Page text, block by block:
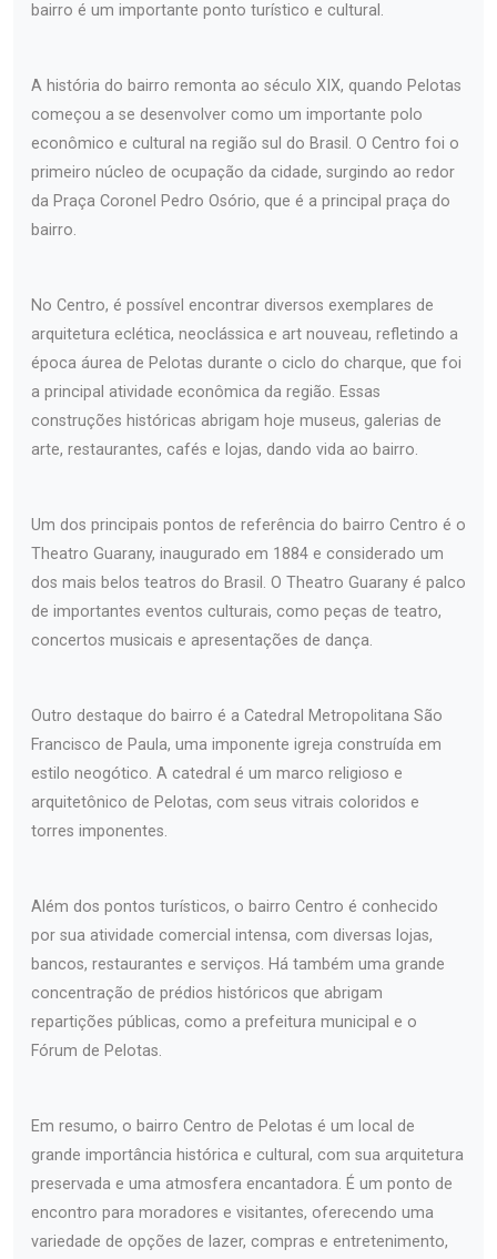
bairro é um importante ponto turístico e cultural.
A história do bairro remonta ao século XIX, quando Pelotas
começou a se desenvolver como um importante polo
econômico e cultural na região sul do Brasil. O Centro foi o
primeiro núcleo de ocupação da cidade, surgindo ao redor
da Praça Coronel Pedro Osório, que é a principal praça do
bairro.
No Centro, é possível encontrar diversos exemplares de
arquitetura eclética, neoclássica e art nouveau, refletindo a
época áurea de Pelotas durante o ciclo do charque, que foi
a principal atividade econômica da região. Essas
construções históricas abrigam hoje museus, galerias de
arte, restaurantes, cafés e lojas, dando vida ao bairro.
Um dos principais pontos de referência do bairro Centro é o
Theatro Guarany, inaugurado em 1884 e considerado um
dos mais belos teatros do Brasil. O Theatro Guarany é palco
de importantes eventos culturais, como peças de teatro,
concertos musicais e apresentações de dança.
Outro destaque do bairro é a Catedral Metropolitana São
Francisco de Paula, uma imponente igreja construída em
estilo neogótico. A catedral é um marco religioso e
arquitetônico de Pelotas, com seus vitrais coloridos e
torres imponentes.
Além dos pontos turísticos, o bairro Centro é conhecido
por sua atividade comercial intensa, com diversas lojas,
bancos, restaurantes e serviços. Há também uma grande
concentração de prédios históricos que abrigam
repartições públicas, como a prefeitura municipal e o
Fórum de Pelotas.
Em resumo, o bairro Centro de Pelotas é um local de
grande importância histórica e cultural, com sua arquitetura
preservada e uma atmosfera encantadora. É um ponto de
encontro para moradores e visitantes, oferecendo uma
variedade de opções de lazer, compras e entretenimento,